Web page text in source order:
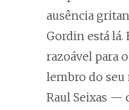
ausência
Gordin está
razoável para
lembro do seu
Raul Seixas —